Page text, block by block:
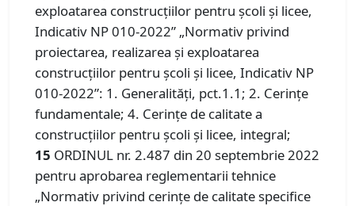
exploatarea construcţiilor pentru şcoli şi licee,
Indicativ NP 010-2022” „Normativ privind
proiectarea, realizarea şi exploatarea
construcţiilor pentru şcoli şi licee, Indicativ NP
010-2022”: 1. Generalități, pct.1.1; 2. Cerințe
fundamentale; 4. Cerințe de calitate a
construcțiilor pentru școli și licee, integral;
15 ORDINUL nr. 2.487 din 20 septembrie 2022
pentru aprobarea reglementarii tehnice
„Normativ privind cerinţe de calitate specifice